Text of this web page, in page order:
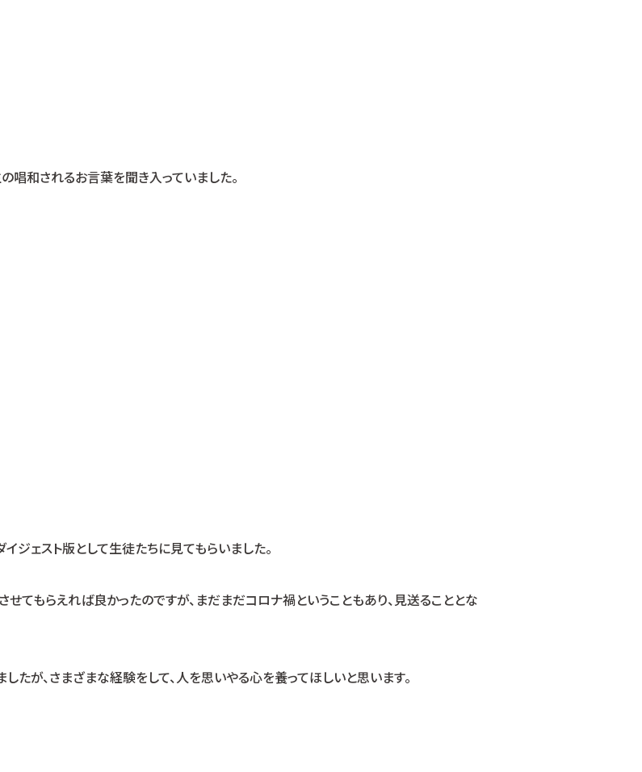
唱和されるお言葉を聞き入っていました。
ェスト版として生徒たちに見てもらいました。
てもらえれば良かったのですが、まだまだコロナ禍ということもあり、見送ることとな
が、さまざまな経験をして、人を思いやる心を養ってほしいと思います。